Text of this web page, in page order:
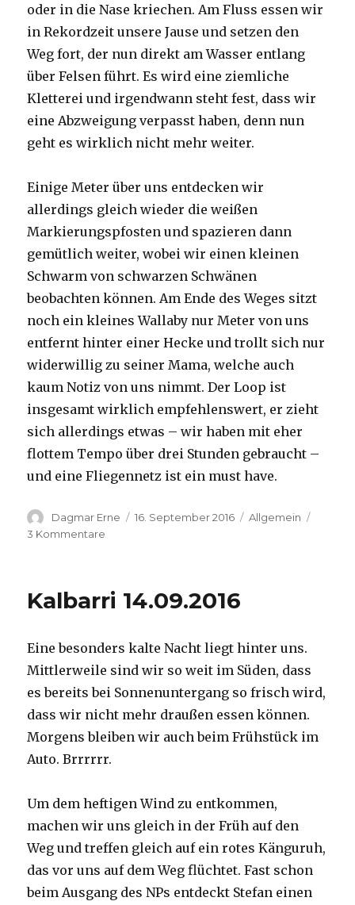
oder in die Nase kriechen. Am Fluss essen wir
in Rekordzeit unsere Jause und setzen den
Weg fort, der nun direkt am Wasser entlang
über Felsen führt. Es wird eine ziemliche
Kletterei und irgendwann steht fest, dass wir
eine Abzweigung verpasst haben, denn nun
geht es wirklich nicht mehr weiter.
Einige Meter über uns entdecken wir
allerdings gleich wieder die weißen
Markierungspfosten und spazieren dann
gemütlich weiter, wobei wir einen kleinen
Schwarm von schwarzen Schwänen
beobachten können. Am Ende des Weges sitzt
noch ein kleines Wallaby nur Meter von uns
entfernt hinter einer Hecke und trollt sich nur
widerwillig zu seiner Mama, welche auch
kaum Notiz von uns nimmt. Der Loop ist
insgesamt wirklich empfehlenswert, er zieht
sich allerdings etwas – wir haben mit eher
flottem Tempo über drei Stunden gebraucht –
und eine Fliegennetz ist ein must have.
Autor
Dagmar Erne
Veröffentlicht
16. September 2016 Kategorien
Allgemein
3 Kommentare
Kalbarri 14.09.2016
Eine besonders kalte Nacht liegt hinter uns.
Mittlerweile sind wir so weit im Süden, dass
es bereits bei Sonnenuntergang so frisch wird,
dass wir nicht mehr draußen essen können.
Morgens bleiben wir auch beim Frühstück im
Auto. Brrrrrr.
Um dem heftigen Wind zu entkommen,
machen wir uns gleich in der Früh auf den
Weg und treffen gleich auf ein rotes Känguruh,
das vor uns auf dem Weg flüchtet. Fast schon
beim Ausgang des NPs entdeckt Stefan einen